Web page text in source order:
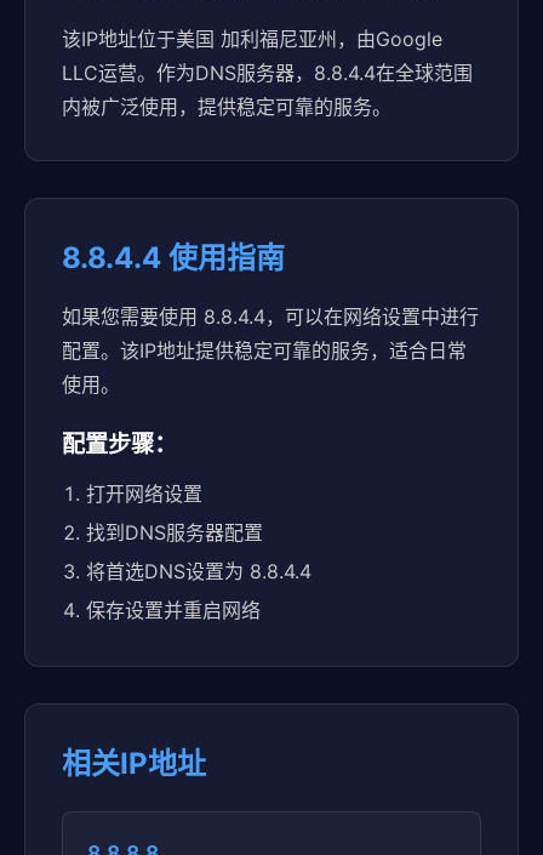
该IP地址位于美国 加利福尼亚州，由Google
LLC运营。作为DNS服务器，8.8.4.4在全球范围
内被广泛使用，提供稳定可靠的服务。
8.8.4.4 使用指南
如果您需要使用 8.8.4.4，可以在网络设置中进行
配置。该IP地址提供稳定可靠的服务，适合日常
使用。
配置步骤：
打开网络设置
找到DNS服务器配置
将首选DNS设置为 8.8.4.4
保存设置并重启网络
相关IP地址